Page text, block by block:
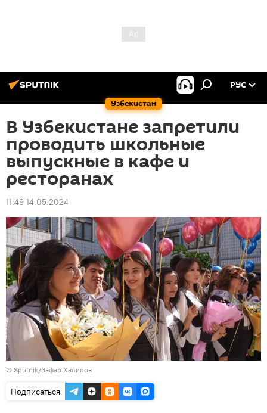
Узбекистан
РУС
В Узбекистане запретили
проводить школьные
выпускные в кафе и
ресторанах
11:49 14.05.2024
© Sputnik/Зафар Халилов
Подписаться